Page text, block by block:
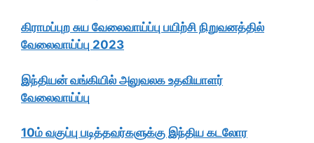
கிராமப்புற சுய வேலைவாய்ப்பு பயிற்சி நிறுவனத்தில்
வேலைவாய்ப்பு 2023
இந்தியன் வங்கியில் அலுவலக உதவியாளர்
வேலைவாய்ப்பு
10ம் வகுப்பு படித்தவர்களுக்கு இந்திய கடலோர